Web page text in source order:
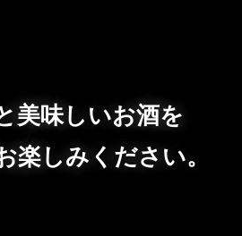
美味しいお酒を
楽しみください。